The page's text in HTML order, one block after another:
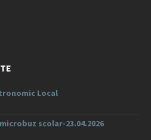
Local
scolar-23.04.2026